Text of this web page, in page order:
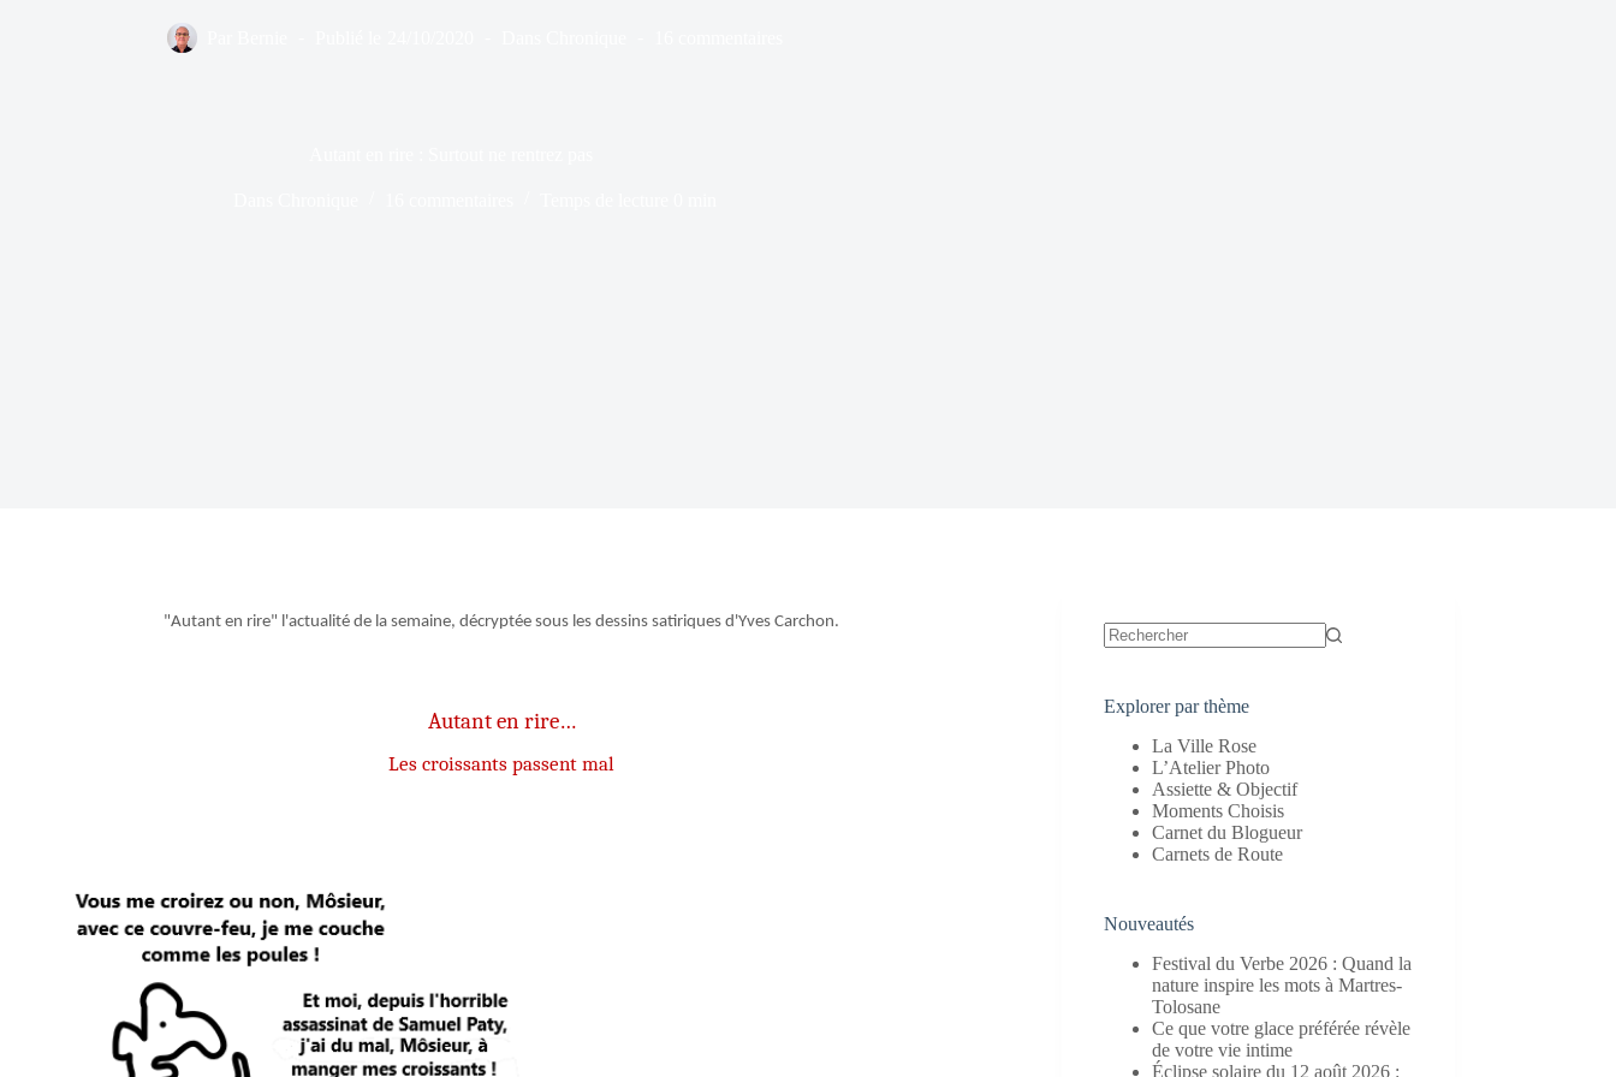
"Autant en rire" l'actualité de la semaine, décryptée sous les dessins satiriques d'Yves Carchon.
Autant en rire…
Les croissants passent mal
Explorer par thème
La Ville Rose
L’Atelier Photo
Assiette & Objectif
Moments Choisis
Carnet du Blogueur
Carnets de Route
Nouveautés
Festival du Verbe 2026 : Quand la
nature inspire les mots à Martres-
Tolosane
Ce que votre glace préférée révèle
de votre vie intime
Éclipse solaire du 12 août 2026 :